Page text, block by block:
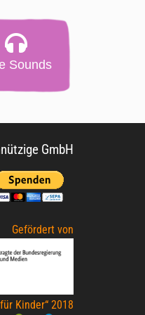
Sounds
GmbH
Gefördert von
Kinder“ 2018